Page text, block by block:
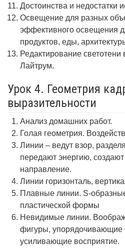
Достоинства и недостатки
Освещение для разных
эффективного освещения
продуктов, еды,
Редактирование
Лайтрум.
Урок 4. Геометрия
выразительности
Анализ домашних работ.
Голая геометрия.
Линии – ведут взор,
передают энергию,
направление.
Линии горизонталь,
Плавные линии. S-
пластической формы
Невидимые линии.
фигуры, упорядочивающие
усиливающие восприятие.